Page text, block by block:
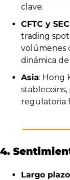
clave.
CFTC y SEC
trading
volúmenes
dinámica
Asia: Hong
regulatoria
4.
Largo